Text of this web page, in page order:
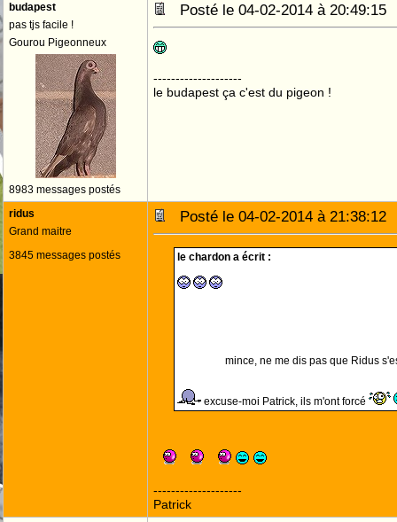
budapest
pas tjs facile !
Gourou Pigeonneux
8983 messages postés
Posté le 04-02-2014 à
--------------------
le budapest ça c'est du pigeon !
ridus
Grand maitre
3845 messages postés
Posté le 04-02-2014 à
le chardon a écrit :
mince, ne me dis pas que Ridus
excuse-moi Patrick, ils m'ont forcé
--------------------
Patrick